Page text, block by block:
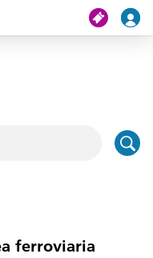
ferroviaria